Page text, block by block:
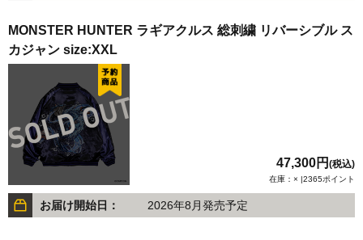
MONSTER HUNTER ラギアクルス 総刺繍 リバーシブル ス
カジャン size:XXL
47,300円 (税込)
在庫：× |2365ポイント
お届け開始日： 2026年8月発売予定